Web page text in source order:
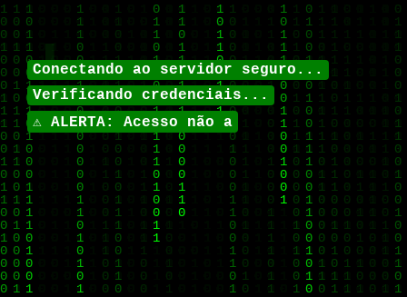
Conectando ao servidor seguro...
Verificando credenciais...
⚠️ ALERTA: Acesso não au